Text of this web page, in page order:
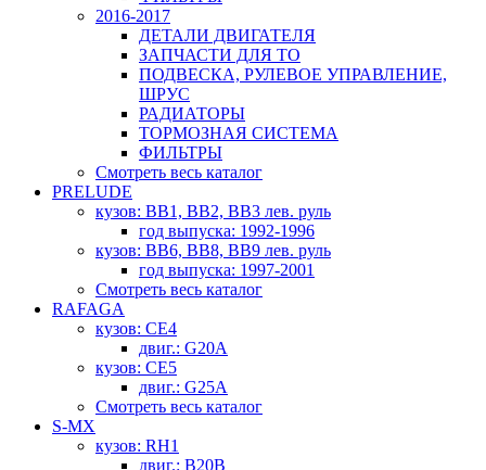
2016-2017
ДЕТАЛИ ДВИГАТЕЛЯ
ЗАПЧАСТИ ДЛЯ ТО
ПОДВЕСКА, РУЛЕВОЕ УПРАВЛЕНИЕ,
ШРУС
РАДИАТОРЫ
ТОРМОЗНАЯ СИСТЕМА
ФИЛЬТРЫ
Смотреть весь каталог
PRELUDE
кузов: BB1, BB2, BB3 лев. руль
год выпуска: 1992-1996
кузов: BB6, BB8, BB9 лев. руль
год выпуска: 1997-2001
Смотреть весь каталог
RAFAGA
кузов: CE4
двиг.: G20A
кузов: CE5
двиг.: G25A
Смотреть весь каталог
S-MX
кузов: RH1
двиг.: B20B